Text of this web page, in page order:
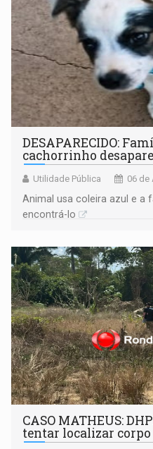
DESAPARECIDO:
cachorrinho
Utilidade Pública 06 de
Animal usa coleira azul e a
encontrá-lo
CASO MATHEUS:
tentar localizar corpo